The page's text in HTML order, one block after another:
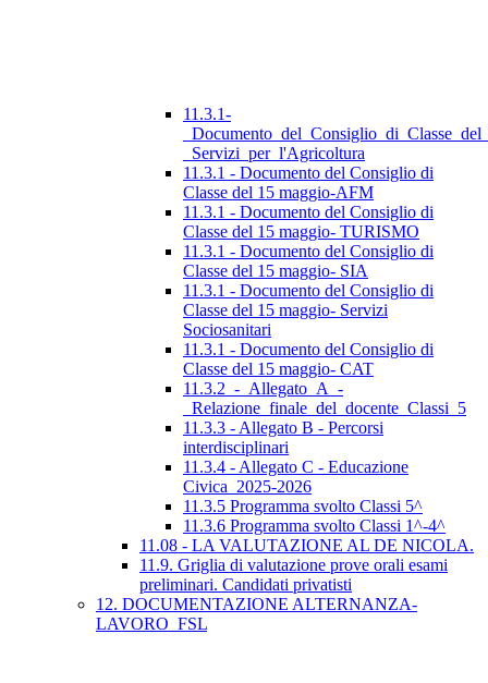
11.3.1-
_Servizi_per_l'Agricoltura
11.3.1 - Documento del Consiglio di
Classe del 15 maggio-AFM
11.3.1 - Documento del Consiglio di
Classe del 15 maggio- TURISMO
11.3.1 - Documento del Consiglio di
Classe del 15 maggio- SIA
11.3.1 - Documento del Consiglio di
Classe del 15 maggio- Servizi
Sociosanitari
11.3.1 - Documento del Consiglio di
Classe del 15 maggio- CAT
11.3.2_-_Allegato_A_-
_Relazione_finale_del_docente_Classi_5
11.3.3 - Allegato B - Percorsi
interdisciplinari
11.3.4 - Allegato C - Educazione
Civica_2025-2026
11.3.5 Programma svolto Classi 5^
11.3.6 Programma svolto Classi 1^-4^
11.08 - LA VALUTAZIONE AL DE NICOLA.
11.9. Griglia di valutazione prove orali esami
preliminari. Candidati privatisti
12. DOCUMENTAZIONE ALTERNANZA-
LAVORO_FSL